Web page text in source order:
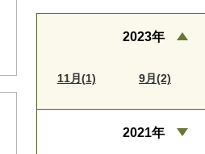
2023年
11月(1) 9月(2)
2021年